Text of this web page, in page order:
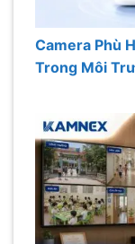
Camera Phù
Trong Môi